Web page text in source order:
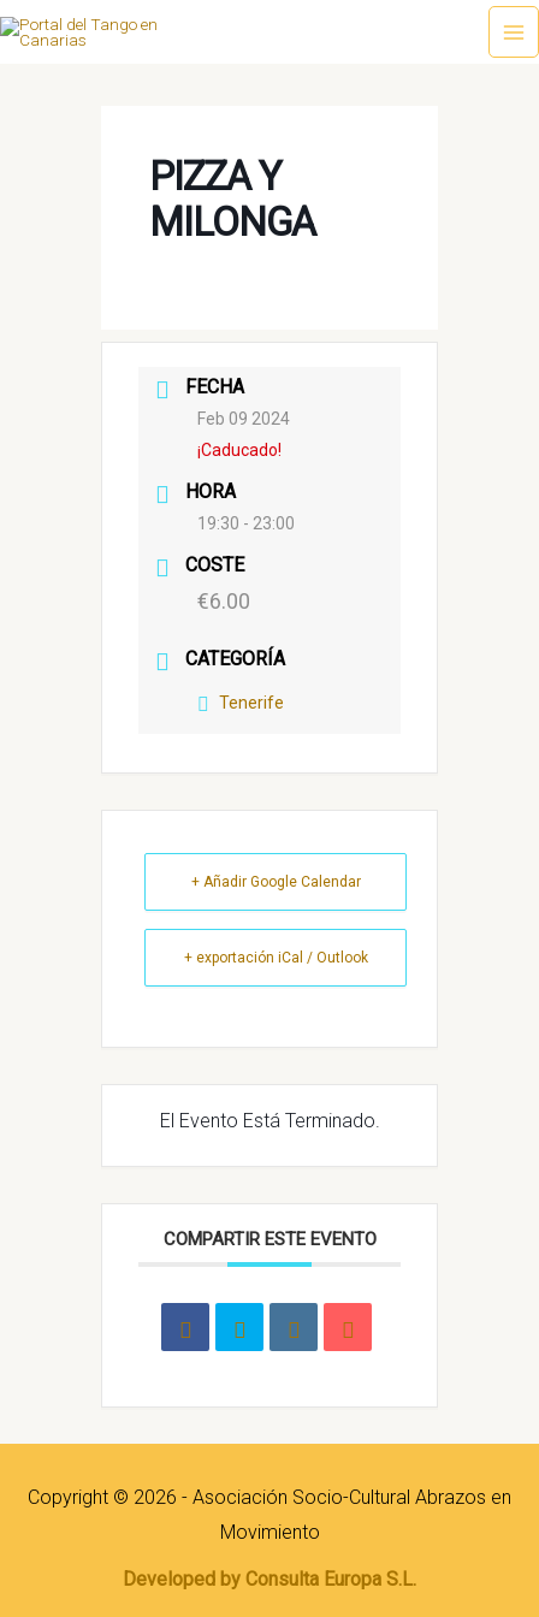
Ir
PIZZA Y
MILONGA
FECHA
Feb 09 2024
¡Caducado!
HORA
19:30 - 23:00
COSTE
€6.00
CATEGORÍA
Tenerife
+ Añadir Google Calendar
+ exportación iCal / Outlook
El Evento Está Terminado.
COMPARTIR ESTE EVENTO
Copyright © 2026 - Asociación Socio-Cultural Abrazos en
Movimiento
Developed by Consulta Europa S.L.